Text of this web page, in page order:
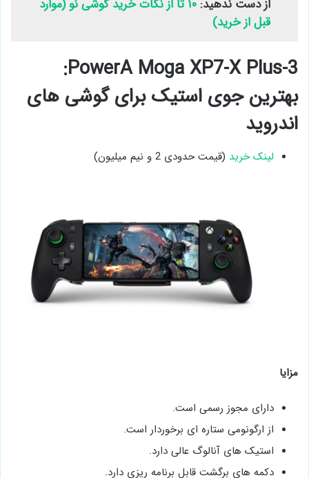
از دست ندهید:
۱۰ تا از نکات خرید گوشی نو (موارد
قبل از خرید)
3-PowerA Moga XP7-X Plus:
بهترین جوی‌ استیک برای گوشی های
اندروید
لینک خرید (قیمت حدودی 2 و نیم میلیون)
مزایا
دارای مجوز رسمی است.
از ارگونومی ستاره ‌ای برخوردار است.
استیک های آنالوگ عالی دارد.
دکمه‌ های برگشت قابل برنامه ‌ریزی دارد.